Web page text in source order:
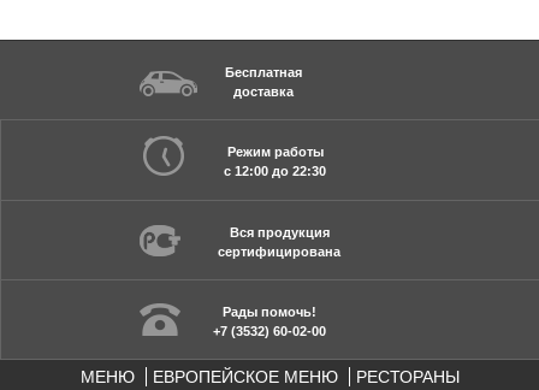
Бесплатная
доставка
Режим работы
с 12:00 до 22:30
Вся продукция
сертифицирована
Рады помочь!
+7 (3532) 60-02-00
МЕНЮ ЕВРОПЕЙСКОЕ МЕНЮ РЕСТОРАНЫ